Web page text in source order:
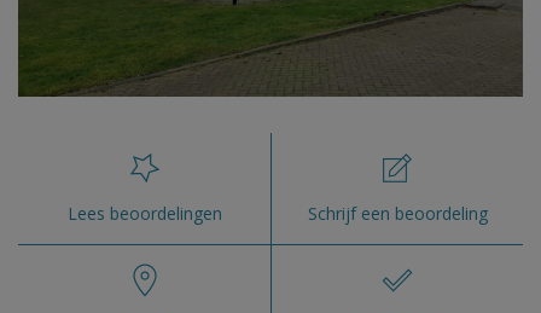
Lees beoordelingen Schrijf een beoordeling